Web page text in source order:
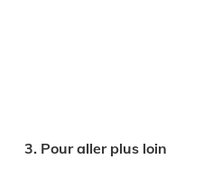
3. Pour aller plus loin